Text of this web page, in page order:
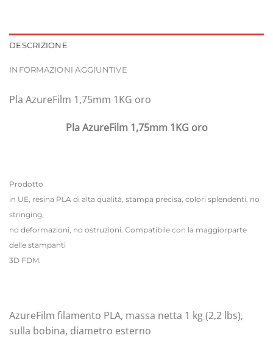
DESCRIZIONE
INFORMAZIONI AGGIUNTIVE
Pla AzureFilm 1,75mm 1KG oro
Pla AzureFilm 1,75mm 1KG oro
Prodotto
in UE, resina PLA di alta qualità, stampa precisa, colori splendenti, no
stringing,
no deformazioni, no ostruzioni. Compatibile con la maggiorparte
delle stampanti
3D FDM.
AzureFilm filamento PLA, massa netta 1 kg (2,2 lbs),
sulla bobina, diametro esterno